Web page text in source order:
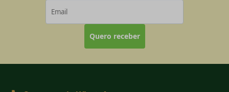
Quero receber